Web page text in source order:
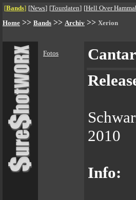
[Bands] [News] [Tourdaten] [Hell Over
Home >> Bands >> Archiv >> Xerion
Fotos
2010
Info: